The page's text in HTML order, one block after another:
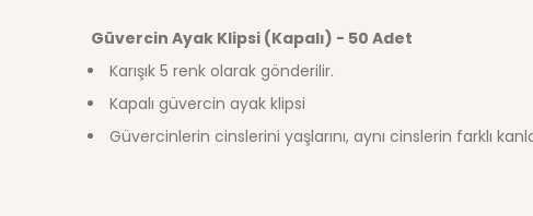
Güvercin Ayak Klipsi (Kapalı) - 50 Adet
Karışık 5 renk olarak gönderilir.
Kapalı güvercin ayak klipsi
Güvercinlerin cinslerini yaşlarını, aynı cinslerin farklı